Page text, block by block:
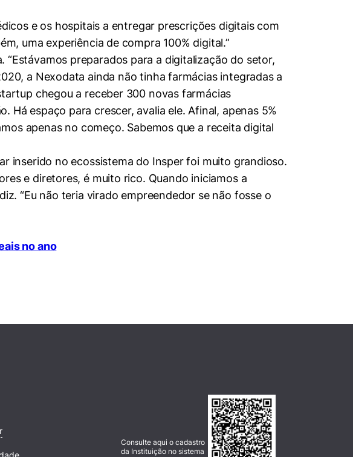
e os hospitais a entregar prescrições digitais com
uma experiência de compra 100% digital.”
preparados para a digitalização do setor,
a Nexodata ainda não tinha farmácias integradas a
chegou a receber 300 novas farmácias
Há espaço para crescer, avalia ele. Afinal, apenas 5%
apenas no começo. Sabemos que a receita digital
inserido no ecossistema do Insper foi muito grandioso.
e diretores, é muito rico. Quando iniciamos a
“Eu não teria virado empreendedor se não fosse o
no ano
Consulte aqui o cadastro
da Instituição no sistema